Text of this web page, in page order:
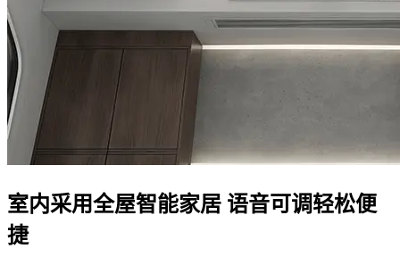
室内采用全屋智能家居 语音可调轻松便
捷